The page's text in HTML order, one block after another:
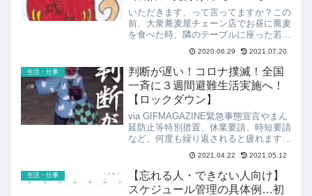
いただきます、って言ってますか？この
前、大衆蕎麦屋チェーン店でお昼に蕎麦
を食べた時、隣のテーブルに座った若い
女性、たぶん、２２、３歳だと思う人
が、蕎麦を食べる前に手を合わせていま
した。心の中で「いただきます」と言っ
ていたんでしょうね。子供の...
2020.06.29 2021.07.20
生活・仕事
判断が遅い！コロナ撲滅！全国
一斉に３週間避難生活実施へ！
【ロックダウン】
via GIFMAGAZINE緊急事態宣言やまん
延防止等特別措置、休業要請、時短要請
など、何度も繰り返されると疲れますし
麻痺してきますね。違いも良くわかりま
せん。我慢して緊急事態明けを待ち、や
っと解放されたと思ったらまた緊急事
態、となると、...
2021.04.22 2021.05.12
生活・仕事
【忘れる人・できない人向け】
スケジュール管理の具体例…初